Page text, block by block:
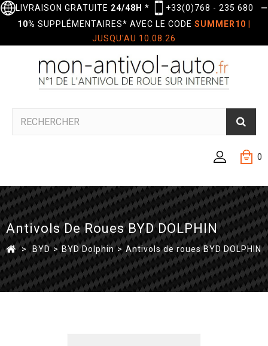
LIVRAISON GRATUITE 24/48H * +33(0)768 - 235 680
—
10% SUPPLÉMENTAIRES* AVEC LE CODE SUMMER10
JUSQU'AU 10.08.26
0
Antivols De Roues BYD DOLPHIN
> BYD > BYD Dolphin > Antivols de roues BYD DOLPHIN